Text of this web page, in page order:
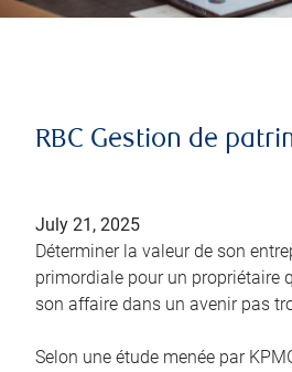
RBC Gestion de
July 21, 2025
Déterminer la valeur de son
primordiale pour un propriétaire
son affaire dans un avenir pas
Selon une étude menée par